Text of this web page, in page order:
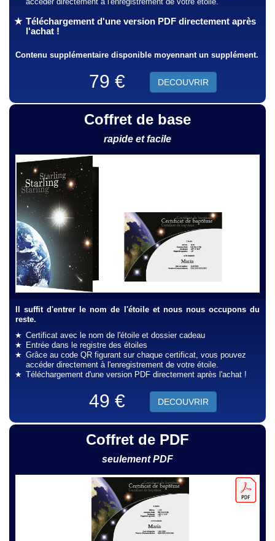
Coffret de base
rapide et facile
Il suffit d'entrer le nom de l'étoile et nous nous occupons du
reste.
Certificat avec le nom de l'étoile et dossier cadeau
Entrée dans le registre des étoiles
Grâce au code QR figurant sur chaque certificat, vous pouvez
accéder directement à l'enregistrement de votre étoile.
Téléchargement d'une version PDF directement après l'achat !
49 € DECOUVRIR
Coffret de PDF
seulement PDF
Téléchargement d'une version PDF directement après
l'achat !
Contenu supplémentaire disponible moyennant un supplément.
79 € DECOUVRIR